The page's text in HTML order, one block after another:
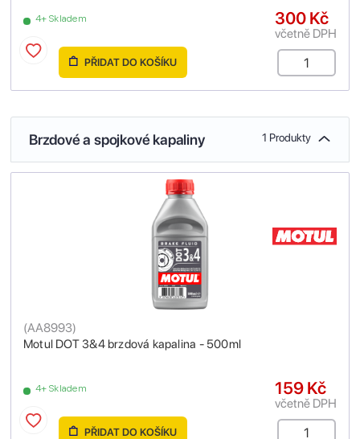
4+ Skladem 300 Kč
včetně DPH
PŘIDAT DO KOŠÍKU
Brzdové a spojkové kapaliny 1 Produkty
Motul DOT 3&4 brzdová kapalina - 500ml
(AA8993)
4+ Skladem 159 Kč
včetně DPH
PŘIDAT DO KOŠÍKU